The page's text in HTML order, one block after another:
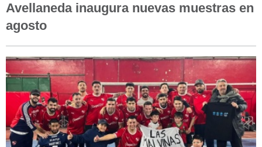
Avellaneda inaugura nuevas muestras en
agosto